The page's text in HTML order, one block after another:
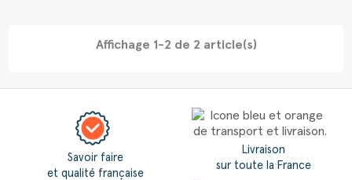
Affichage 1-2 de 2 article(s)
Savoir faire
et qualité française
Livraison
sur toute la France